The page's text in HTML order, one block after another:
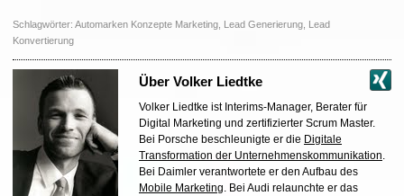
Schlagwörter: Automarken Konzepte Marketing, Lead Generierung, Lead
Konvertierung
Über Volker Liedtke
Volker Liedtke ist Interims-Manager, Berater für
Digital Marketing und zertifizierter Scrum Master.
Bei Porsche beschleunigte er die Digitale
Transformation der Unternehmenskommunikation.
Bei Daimler verantwortete er den Aufbau des
Mobile Marketing. Bei Audi relaunchte er das